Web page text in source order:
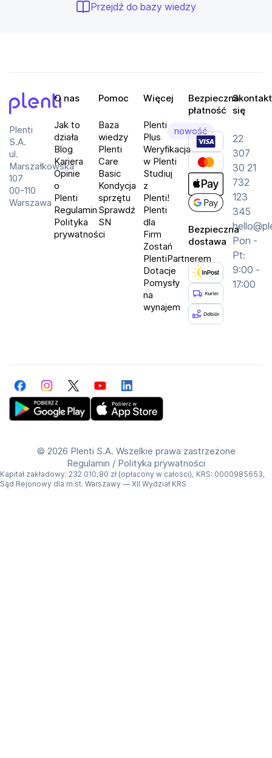
Przejdź do bazy wiedzy
Plenti
S.A.
ul.
Marszałkowska
107
00-110
Warszawa
O nas
Jak to
działa
Blog
Kariera
Opinie
o
Plenti
Regulamin
Polityka
prywatności
Pomoc
Baza
wiedzy
Plenti
Care
Basic
Kondycja
sprzętu
Sprawdź
SN
Więcej
Plenti
Plus
nowość
Weryfikacja
w Plenti
Studiuj
z
Plenti!
Plenti
dla
Firm
Zostań
PlentiPartnerem
Dotacje
Pomysły
na
wynajem
Bezpieczna
płatność
Bezpieczna
dostawa
się
22
307
30 21
732
123
345
Pon -
Pt:
9:00 -
17:00
FacebookInstagramTwitterYouTubeLinkedIn
© 2026 Plenti S.A. Wszelkie prawa zastrzeżone
Regulamin / Polityka prywatności
Kapitał zakładowy: 232 010,80 zł (opłacony w całości), KRS: 0000985653,
Sąd Rejonowy dla m.st. Warszawy — XII Wydział KRS